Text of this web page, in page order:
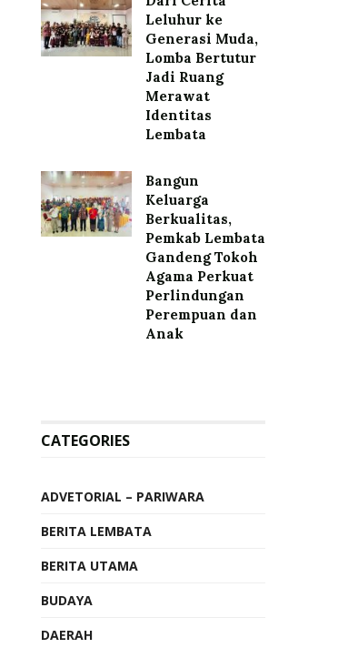
Leluhur ke
Generasi Muda,
Lomba Bertutur
Jadi Ruang
Merawat
Identitas
Lembata
Bangun
Keluarga
Berkualitas,
Pemkab Lembata
Gandeng Tokoh
Agama Perkuat
Perlindungan
Perempuan dan
Anak
CATEGORIES
ADVETORIAL – PARIWARA
BERITA LEMBATA
BERITA UTAMA
BUDAYA
DAERAH